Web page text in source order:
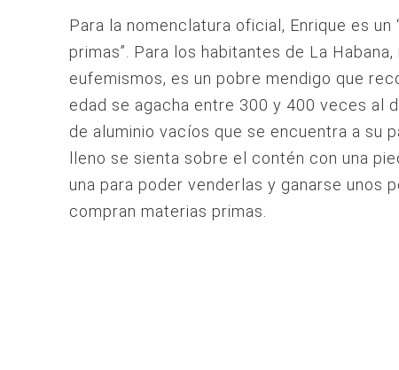
Para la nomenclatura oficial, Enrique es
primas”. Para los habitantes de La
eufemismos, es un pobre mendigo que
edad se agacha entre 300 y 400 veces al
de aluminio vacíos que se encuentra a su
lleno se sienta sobre el contén con una
una para poder venderlas y ganarse unos
compran materias primas.